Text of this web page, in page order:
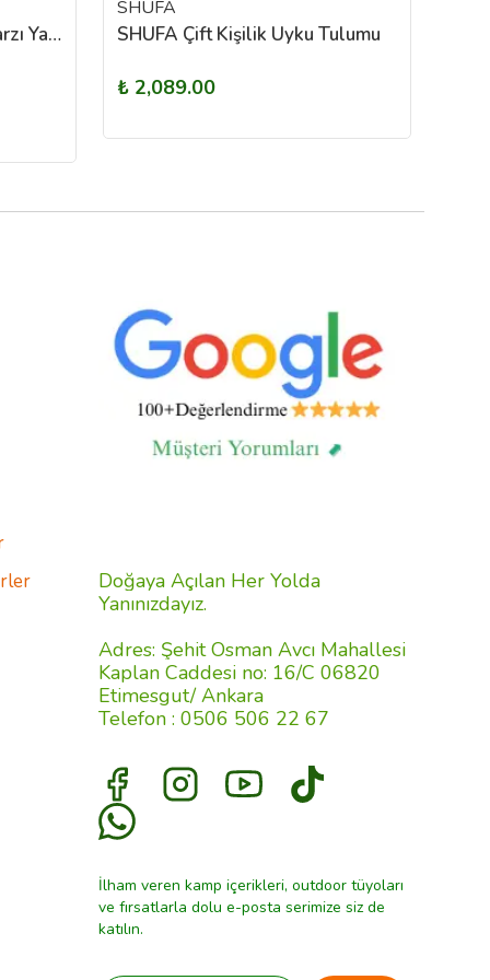
Naturehike HD250 Zarf Tarzı Yastıklı Çift Kişilik Pamuklu Uyku Tulumu
SHUFA
SHUFA Çift Kişilik Uyku Tulumu
₺ 2,089.00
Doğaya Açılan Her Yolda
Yanınızdayız.
Adres: Şehit Osman Avcı Mahallesi
Kaplan Caddesi no: 16/C 06820
Etimesgut/ Ankara
Telefon : 0506 506 22 67
İlham veren kamp içerikleri, outdoor tüyoları
ve fırsatlarla dolu e-posta serimize siz de
katılın.